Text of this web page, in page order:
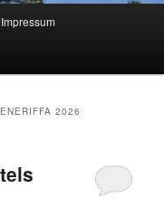
Impressum
2026